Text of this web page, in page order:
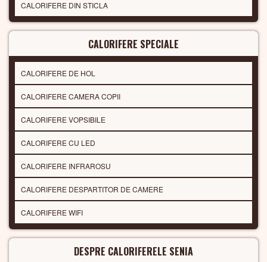
CALORIFERE DIN STICLA
CALORIFERE SPECIALE
CALORIFERE DE HOL
CALORIFERE CAMERA COPII
CALORIFERE VOPSIBILE
CALORIFERE CU LED
CALORIFERE INFRAROSU
CALORIFERE DESPARTITOR DE CAMERE
CALORIFERE WIFI
DESPRE CALORIFERELE SENIA